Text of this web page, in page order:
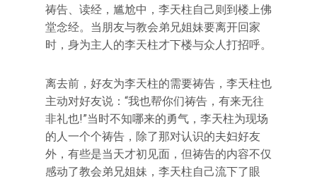
祷告、读经，尴尬中，李天柱自己则到楼上佛
堂念经。当朋友与教会弟兄姐妹要离开回家
时，身为主人的李天柱才下楼与众人打招呼。
离去前，好友为李天柱的需要祷告，李天柱也
主动对好友说：“我也帮你们祷告，有来无往
非礼也!”当时不知哪来的勇气，李天柱为现场
的人一个个祷告，除了那对认识的夫妇好友
外，有些是当天才初见面，但祷告的内容不仅
感动了教会弟兄姐妹，李天柱自己流下了眼